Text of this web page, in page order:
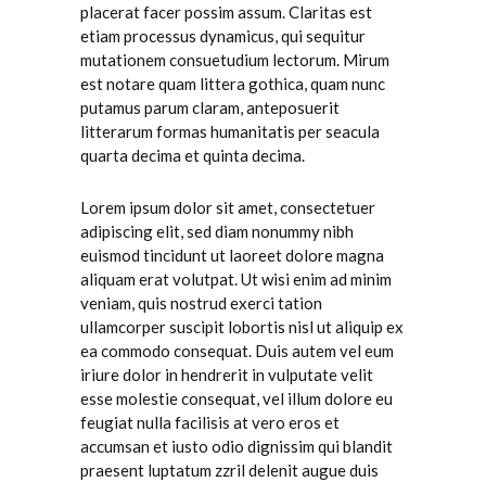
placerat facer possim assum. Claritas est
etiam processus dynamicus, qui sequitur
mutationem consuetudium lectorum. Mirum
est notare quam littera gothica, quam nunc
putamus parum claram, anteposuerit
litterarum formas humanitatis per seacula
quarta decima et quinta decima.
Lorem ipsum dolor sit amet, consectetuer
adipiscing elit, sed diam nonummy nibh
euismod tincidunt ut laoreet dolore magna
aliquam erat volutpat. Ut wisi enim ad minim
veniam, quis nostrud exerci tation
ullamcorper suscipit lobortis nisl ut aliquip ex
ea commodo consequat. Duis autem vel eum
iriure dolor in hendrerit in vulputate velit
esse molestie consequat, vel illum dolore eu
feugiat nulla facilisis at vero eros et
accumsan et iusto odio dignissim qui blandit
praesent luptatum zzril delenit augue duis